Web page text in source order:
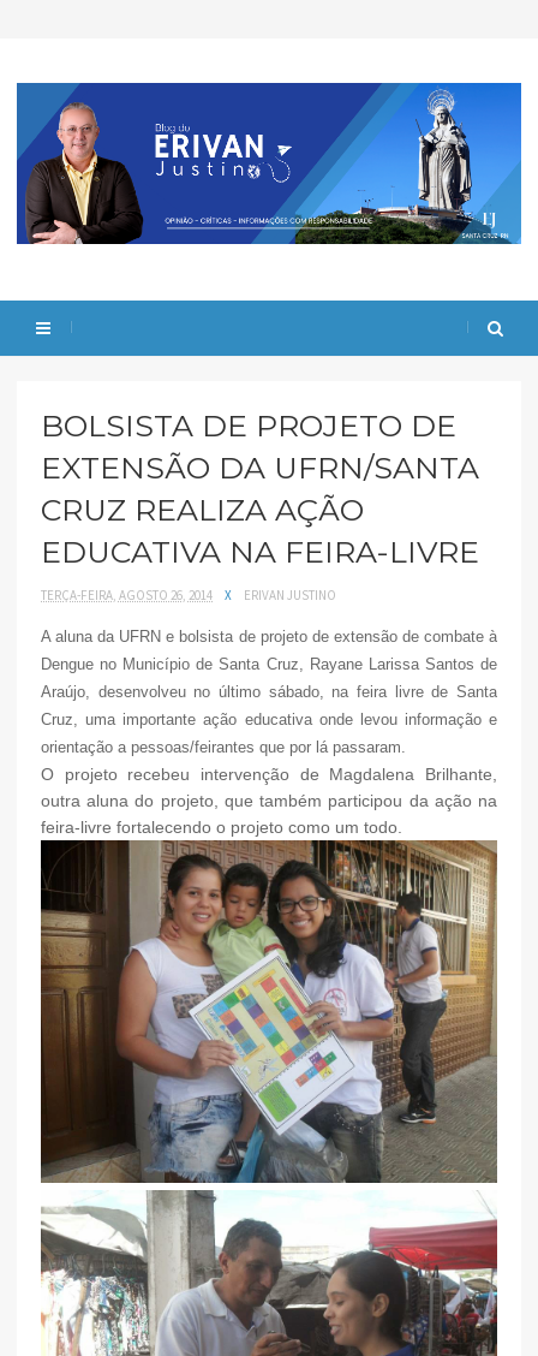
BOLSISTA DE PROJETO DE
EXTENSÃO DA UFRN/SANTA
CRUZ REALIZA AÇÃO
EDUCATIVA NA FEIRA-LIVRE
TERÇA-FEIRA, AGOSTO 26, 2014 X ERIVAN JUSTINO
A aluna da UFRN e bolsista de projeto de extensão de combate à
Dengue no Município de Santa Cruz, Rayane Larissa Santos de
Araújo, desenvolveu no último sábado, na feira livre de Santa
Cruz, uma importante ação educativa onde levou informação e
orientação a pessoas/feirantes que por lá passaram.
O projeto recebeu intervenção de Magdalena Brilhante,
outra aluna do projeto, que também participou da ação na
feira-livre fortalecendo o projeto como um todo.